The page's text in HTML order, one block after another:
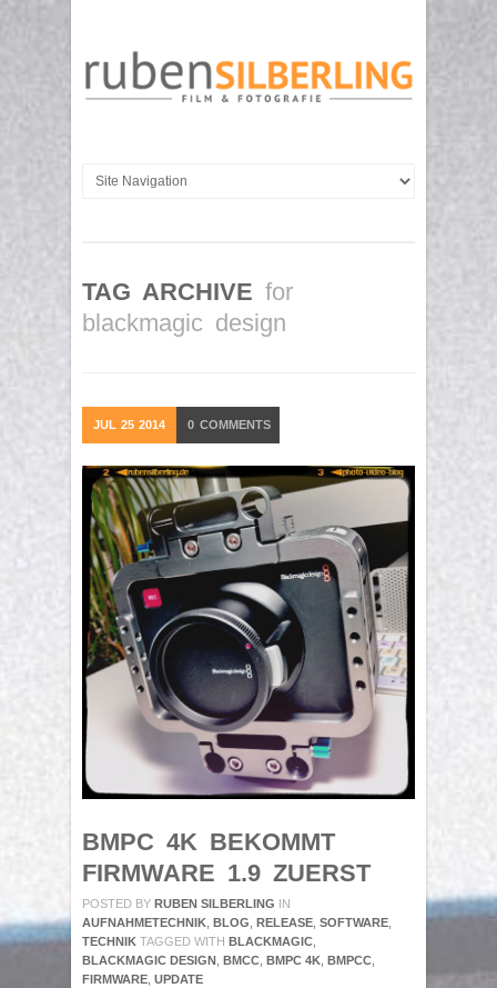
TAG ARCHIVE for
blackmagic design
JUL 25 2014 0 COMMENTS
BMPC 4K BEKOMMT
FIRMWARE 1.9 ZUERST
POSTED BY RUBEN SILBERLING IN
AUFNAHMETECHNIK BLOG RELEASE SOFTWARE
TECHNIK TAGGED WITH BLACKMAGIC
BLACKMAGIC DESIGN BMCC BMPC 4K BMPCC
FIRMWARE UPDATE